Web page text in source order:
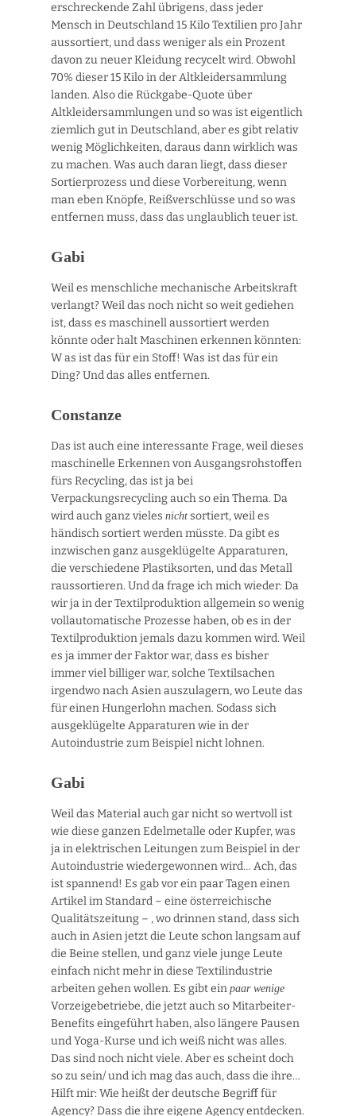
erschreckende Zahl übrigens, dass jeder
Mensch in Deutschland 15 Kilo Textilien pro Jahr
aussortiert, und dass weniger als ein Prozent
davon zu neuer Kleidung recycelt wird. Obwohl
70% dieser 15 Kilo in der Altkleidersammlung
landen. Also die Rückgabe-Quote über
Altkleidersammlungen und so was ist eigentlich
ziemlich gut in Deutschland, aber es gibt relativ
wenig Möglichkeiten, daraus dann wirklich was
zu machen. Was auch daran liegt, dass dieser
Sortierprozess und diese Vorbereitung, wenn
man eben Knöpfe, Reißverschlüsse und so was
entfernen muss, dass das unglaublich teuer ist.
Gabi
Weil es menschliche mechanische Arbeitskraft
verlangt? Weil das noch nicht so weit gediehen
ist, dass es maschinell aussortiert werden
könnte oder halt Maschinen erkennen könnten:
W as ist das für ein Stoff! Was ist das für ein
Ding? Und das alles entfernen.
Constanze
Das ist auch eine interessante Frage, weil dieses
maschinelle Erkennen von Ausgangsrohstoffen
fürs Recycling, das ist ja bei
Verpackungsrecycling auch so ein Thema. Da
wird auch ganz vieles nicht sortiert, weil es
händisch sortiert werden müsste. Da gibt es
inzwischen ganz ausgeklügelte Apparaturen,
die verschiedene Plastiksorten, und das Metall
raussortieren. Und da frage ich mich wieder: Da
wir ja in der Textilproduktion allgemein so wenig
vollautomatische Prozesse haben, ob es in der
Textilproduktion jemals dazu kommen wird. Weil
es ja immer der Faktor war, dass es bisher
immer viel billiger war, solche Textilsachen
irgendwo nach Asien auszulagern, wo Leute das
für einen Hungerlohn machen. Sodass sich
ausgeklügelte Apparaturen wie in der
Autoindustrie zum Beispiel nicht lohnen.
Gabi
Weil das Material auch gar nicht so wertvoll ist
wie diese ganzen Edelmetalle oder Kupfer, was
ja in elektrischen Leitungen zum Beispiel in der
Autoindustrie wiedergewonnen wird… Ach, das
ist spannend! Es gab vor ein paar Tagen einen
Artikel im Standard – eine österreichische
Qualitätszeitung – , wo drinnen stand, dass sich
auch in Asien jetzt die Leute schon langsam auf
die Beine stellen, und ganz viele junge Leute
einfach nicht mehr in diese Textilindustrie
arbeiten gehen wollen. Es gibt ein paar wenige
Vorzeigebetriebe, die jetzt auch so Mitarbeiter-
Benefits eingeführt haben, also längere Pausen
und Yoga-Kurse und ich weiß nicht was alles.
Das sind noch nicht viele. Aber es scheint doch
so zu sein/ und ich mag das auch, dass die ihre…
Hilft mir: Wie heißt der deutsche Begriff für
Agency? Dass die ihre eigene Agency entdecken.